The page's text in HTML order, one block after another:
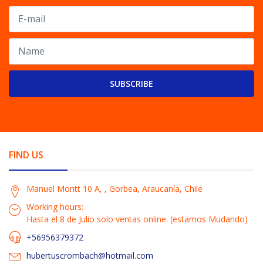
SUBSCRIBE
FIND US
Manuel Montt 10 A, , Gorbea, Araucanía, Chile
Working hours:
Hasta el 8 de Julio solo ventas online. (estamos Mudando)
+56956379372
hubertuscrombach@hotmail.com